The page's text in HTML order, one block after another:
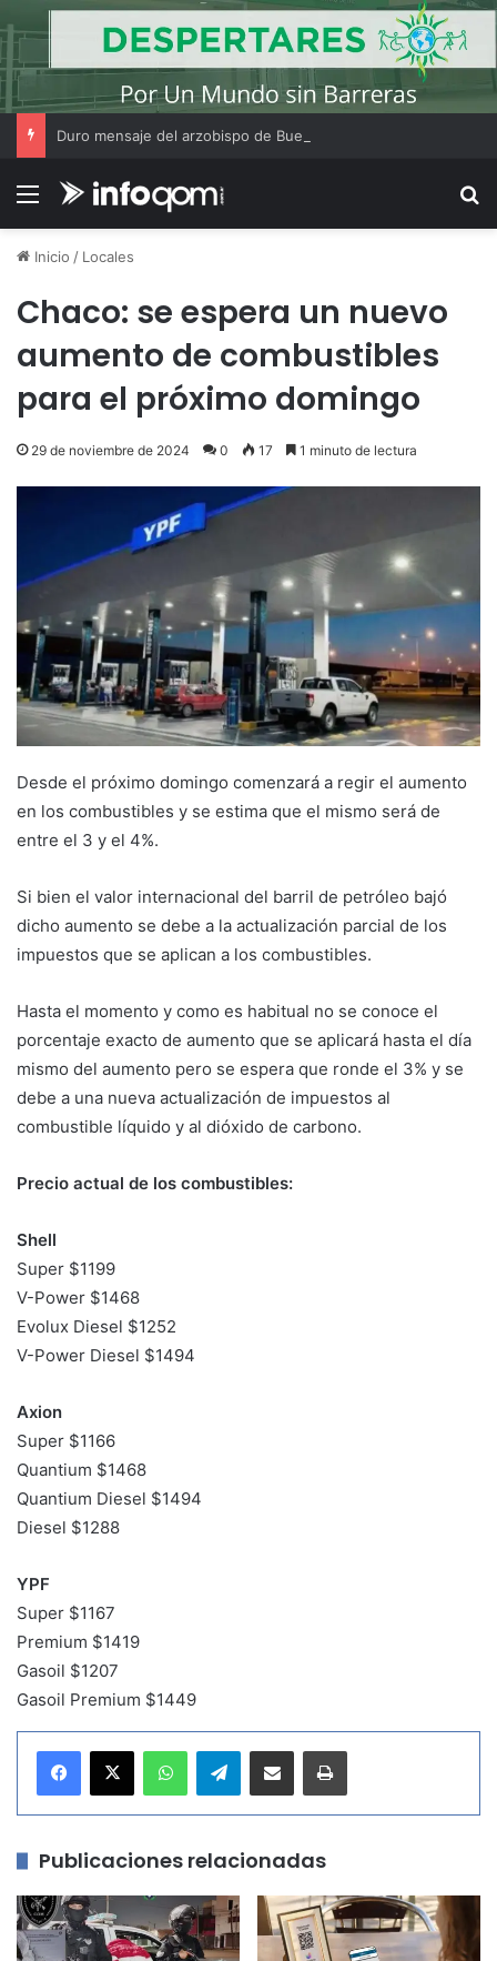
Menú
Inicio / Locales
Chaco: se espera un nuevo
aumento de combustibles
para el próximo domingo
29 de noviembre de 2024 0 17 1 minuto de lectura
Desde el próximo domingo comenzará a regir el aumento
en los combustibles y se estima que el mismo será de
entre el 3 y el 4%.
Si bien el valor internacional del barril de petróleo bajó
dicho aumento se debe a la actualización parcial de los
impuestos que se aplican a los combustibles.
Hasta el momento y como es habitual no se conoce el
porcentaje exacto de aumento que se aplicará hasta el día
mismo del aumento pero se espera que ronde el 3% y se
debe a una nueva actualización de impuestos al
combustible líquido y al dióxido de carbono.
Precio actual de los combustibles:
Shell
Super $1199
V-Power $1468
Evolux Diesel $1252
V-Power Diesel $1494
Axion
Super $1166
Quantium $1468
Quantium Diesel $1494
Diesel $1288
YPF
Super $1167
Premium $1419
Gasoil $1207
Gasoil Premium $1449
Telegram
Publicaciones relacionadas